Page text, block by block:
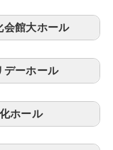
会館大ホール
デーホール
ホール